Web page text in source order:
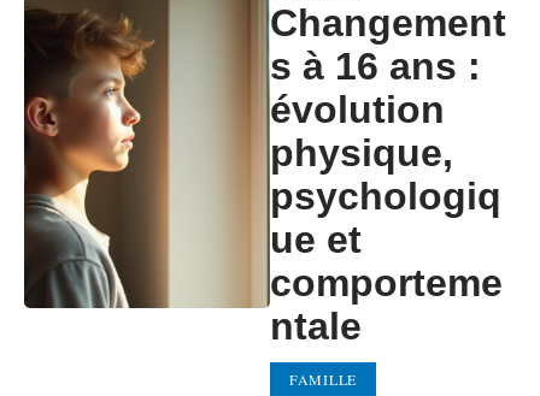
Changement
s à 16 ans :
évolution
physique,
psychologiq
ue et
comporteme
ntale
FAMILLE